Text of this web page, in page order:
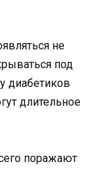
не
под
диабетиков
длительное
поражают